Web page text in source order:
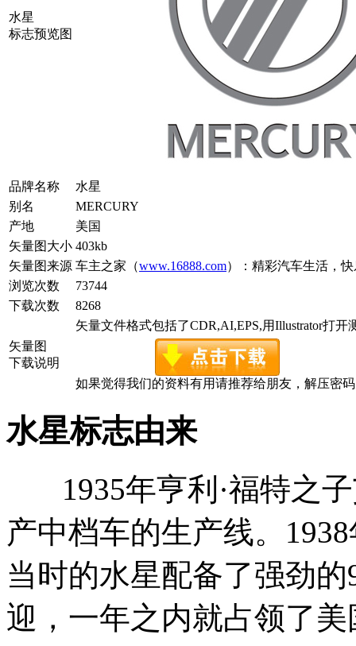
水星
标志预览图
品牌名称
水星
别名
MERCURY
产地
美国
矢量图大小 403kb
矢量图来源 车主之家（www.16888.com）：精彩汽车生活，
浏览次数
73744
下载次数
8268
矢量图
下载说明
矢量文件格式包括了CDR,AI,EPS,用Illustrator打开
如果觉得我们的资料有用请推荐给朋友，解压密码
水星标志由来
1935年亨利·福特之子
产中档车的生产线。
当时的水星配备了强劲
迎，一年之内就占领了